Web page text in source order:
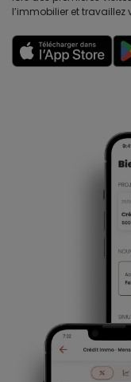
l’immobilier et